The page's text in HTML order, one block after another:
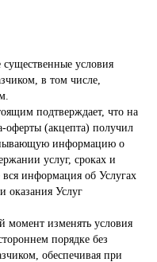
существенные условия
в том числе,
подтверждает, что на
оферты (акцепта) получил
информацию о
услуг, сроках и
информация об Услугах
оказания Услуг
момент изменять условия
порядке без
обеспечивая при